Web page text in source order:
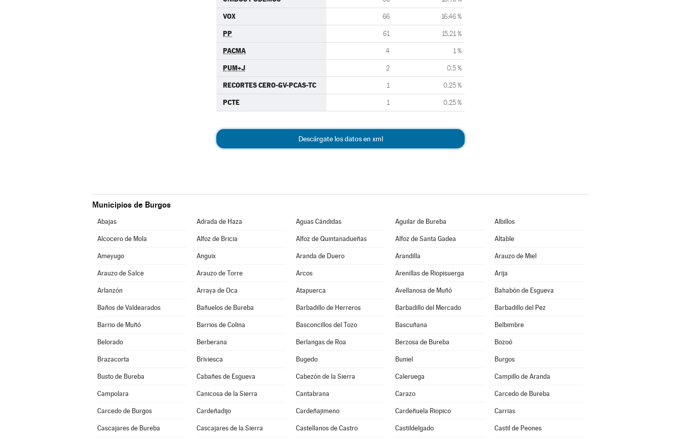
VOX 66 16,46 %
PP 61 15,21 %
PACMA 4 1 %
PUM+J 2 0,5 %
RECORTES CERO-GV-PCAS-TC 1 0,25 %
PCTE 1 0,25 %
Descárgate los datos en xml
Municipios de Burgos
Abajas Adrada de Haza Aguas Cándidas Aguilar de Bureba Albillos
Alcocero de Mola Alfoz de Bricia Alfoz de Quintanadueñas Alfoz de Santa Gadea Altable
Ameyugo Anguix Aranda de Duero Arandilla Arauzo de Miel
Arauzo de Salce Arauzo de Torre Arcos Arenillas de Riopisuerga Arija
Arlanzón Arraya de Oca Atapuerca Avellanosa de Muñó Bahabón de Esgueva
Baños de Valdearados Bañuelos de Bureba Barbadillo de Herreros Barbadillo del Mercado Barbadillo del Pez
Barrio de Muñó Barrios de Colina Basconcillos del Tozo Bascuñana Belbimbre
Belorado Berberana Berlangas de Roa Berzosa de Bureba Bozoó
Brazacorta Briviesca Bugedo Buniel Burgos
Busto de Bureba Cabañes de Esgueva Cabezón de la Sierra Caleruega Campillo de Aranda
Campolara Canicosa de la Sierra Cantabrana Carazo Carcedo de Bureba
Carcedo de Burgos Cardeñadijo Cardeñajimeno Cardeñuela Riopico Carrias
Cascajares de Bureba Cascajares de la Sierra Castellanos de Castro Castildelgado Castil de Peones